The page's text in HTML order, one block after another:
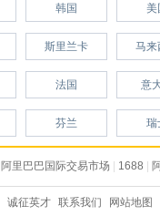
韩国 美
斯里兰卡 马来
法国 意
芬兰 瑞
阿里巴巴国际交易市场 1688
诚征英才 联系我们
网站地图